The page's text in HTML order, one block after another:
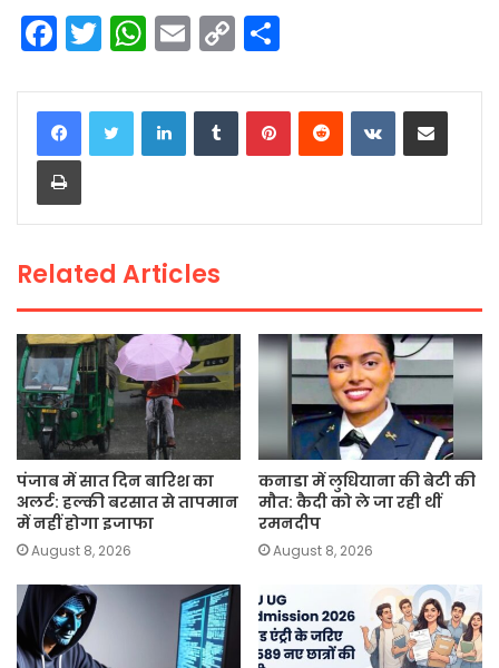
F
a
c
e
b
o
k
T
w
itt
er
W
h
a
ts
p
E
m
ai
C
o
p
n
ar
LinkedInTumblrPinterestReddit VKontakteShare via Email
Print
Related Articles
पंजाब में सात दिन बारिश का
अलर्ट: हल्की बरसात से तापमान
में नहीं होगा इजाफा
August 8, 2026
कनाडा में लुधियाना की बेटी की
माैत: कैदी को ले जा रही थीं
रमनदीप
August 8, 2026